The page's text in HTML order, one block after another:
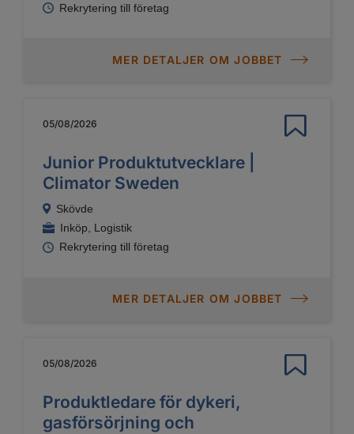
Rekrytering till företag
MER DETALJER OM JOBBET
05/08/2026
Junior Produktutvecklare |
Climator Sweden
Skövde
Inköp, Logistik
Rekrytering till företag
MER DETALJER OM JOBBET
05/08/2026
Produktledare för dykeri,
gasförsörjning och